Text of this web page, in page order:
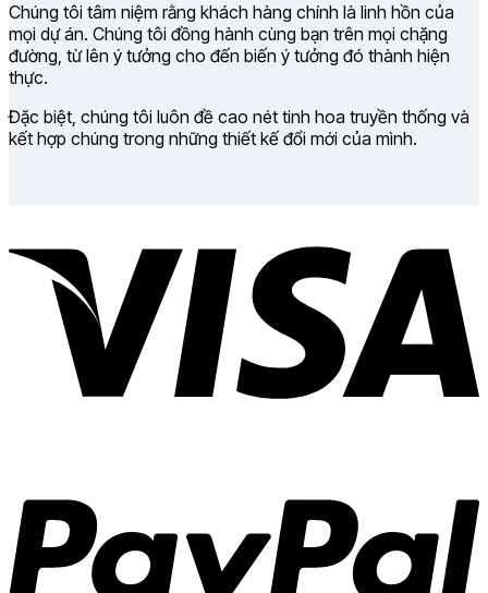
Chúng tôi tâm niệm rằng khách hàng chính là linh hồn của
mọi dự án. Chúng tôi đồng hành cùng bạn trên mọi chặng
đường, từ lên ý tưởng cho đến biến ý tưởng đó thành hiện
thực.
Đặc biệt, chúng tôi luôn đề cao nét tinh hoa truyền thống và
kết hợp chúng trong những thiết kế đổi mới của mình.